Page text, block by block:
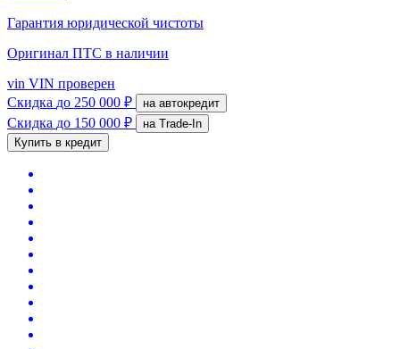
Гарантия юридической чистоты
Оригинал ПТС в наличии
vin VIN проверен
Скидка до 250 000 ₽ на автокредит
Скидка до 150 000 ₽
на Trade-In
Купить в кредит